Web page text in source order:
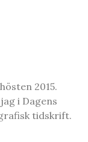
2015.
i Dagens
tidskrift.